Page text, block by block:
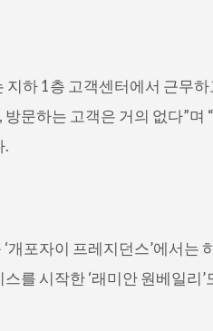
하 1층 고객센터에서 근무
문하는 고객은 거의 없다”
.
개포자이 프레지던스’에서는
를 시작한 ‘래미안 원베일리